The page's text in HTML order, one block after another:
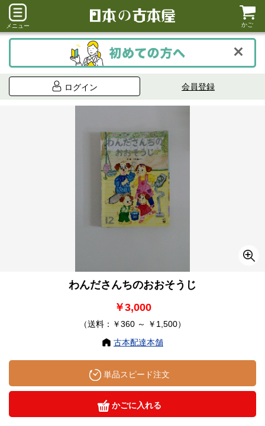
メニュー かご
ログイン 会員登録
わんださんちのおおそうじ
￥3,000
（送料：￥360 ～ ￥1,500）
古本配達本舗
単品スピード注文
かごに入れる